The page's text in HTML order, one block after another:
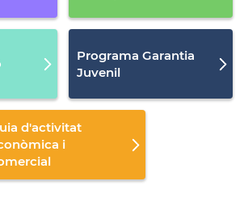
Programa Garantia
Juvenil
d'activitat
i